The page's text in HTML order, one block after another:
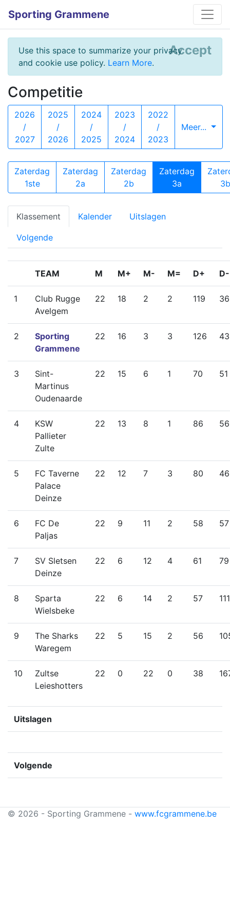
Sporting Grammene
Use this space to summarize your privacy
and cookie use policy. Learn More.
Accept
Competitie
2026
/
2027
2025
/
2026
2024
/
2025
2023
/
2024
2022
/
2023
Meer...
Zaterdag
1ste
Zaterdag
2a
Zaterdag
2b
Zaterdag
3a
3b
Klassement Kalender Uitslagen
Volgende
TEAM M M+ M- M= D+ D-
1
Club Rugge
Avelgem
22 18 2 2 119 36
2
Sporting
Grammene
22 16 3 3 126 43
3
Sint-
Martinus
Oudenaarde
22 15 6 1 70 51
4
KSW
Pallieter
Zulte
22 13 8 1 86 56
5
FC Taverne
Palace
Deinze
22 12 7 3 80 46
6
FC De
Paljas
22 9 11 2 58 57
7
SV Sletsen
Deinze
22 6 12 4 61 79
8
Sparta
Wielsbeke
22 6 14 2 57 111
9
The Sharks
Waregem
22 5 15 2 56
10
Zultse
Leieshotters
22 0 22 0 38
Uitslagen
Volgende
© 2026 - Sporting Grammene - www.fcgrammene.be